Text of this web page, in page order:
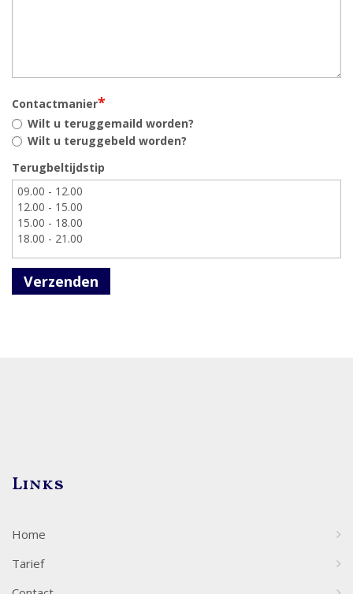
Contactmanier*
Wilt u teruggemaild worden?
Wilt u teruggebeld worden?
Terugbeltijdstip
Verzenden
Links
Home
Tarief